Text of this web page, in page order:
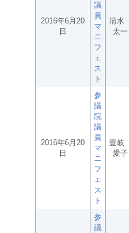
2016年6月20
日
議
員
マ
ニ
フ
ェ
ス
ト
清水
太一
2016年6月20
日
参
議
院
議
員
マ
ニ
フ
ェ
ス
ト
壹岐
愛子
参
議